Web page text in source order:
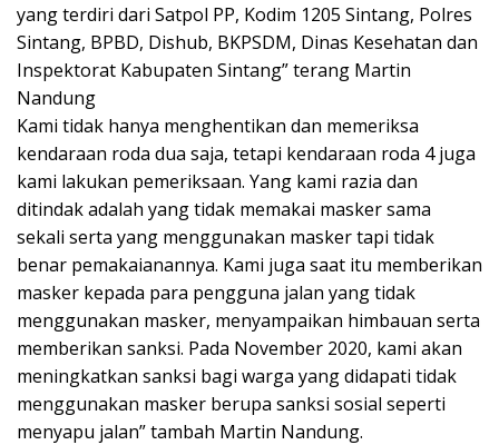
yang terdiri dari Satpol PP, Kodim 1205 Sintang, Polres
Sintang, BPBD, Dishub, BKPSDM, Dinas Kesehatan dan
Inspektorat Kabupaten Sintang” terang Martin
Nandung
Kami tidak hanya menghentikan dan memeriksa
kendaraan roda dua saja, tetapi kendaraan roda 4 juga
kami lakukan pemeriksaan. Yang kami razia dan
ditindak adalah yang tidak memakai masker sama
sekali serta yang menggunakan masker tapi tidak
benar pemakaianannya. Kami juga saat itu memberikan
masker kepada para pengguna jalan yang tidak
menggunakan masker, menyampaikan himbauan serta
memberikan sanksi. Pada November 2020, kami akan
meningkatkan sanksi bagi warga yang didapati tidak
menggunakan masker berupa sanksi sosial seperti
menyapu jalan” tambah Martin Nandung.